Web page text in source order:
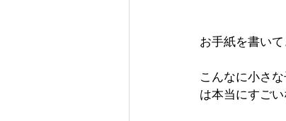
お手紙を書い
こんなに小さ
は本当にすごい